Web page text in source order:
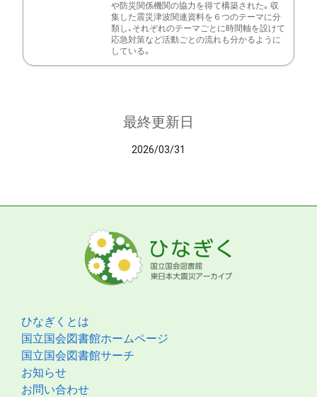
や防災関係機関の協力を得て構築された。収
集した震災津波関連資料を６つのテーマに分
類し、それぞれのテーマごとに時間軸を設けて
応急対策など活動ごとの流れも分かるように
している。
最終更新日
2026/03/31
ひなぎくとは
国立国会図書館ホームページ
国立国会図書館サーチ
お知らせ
お問い合わせ